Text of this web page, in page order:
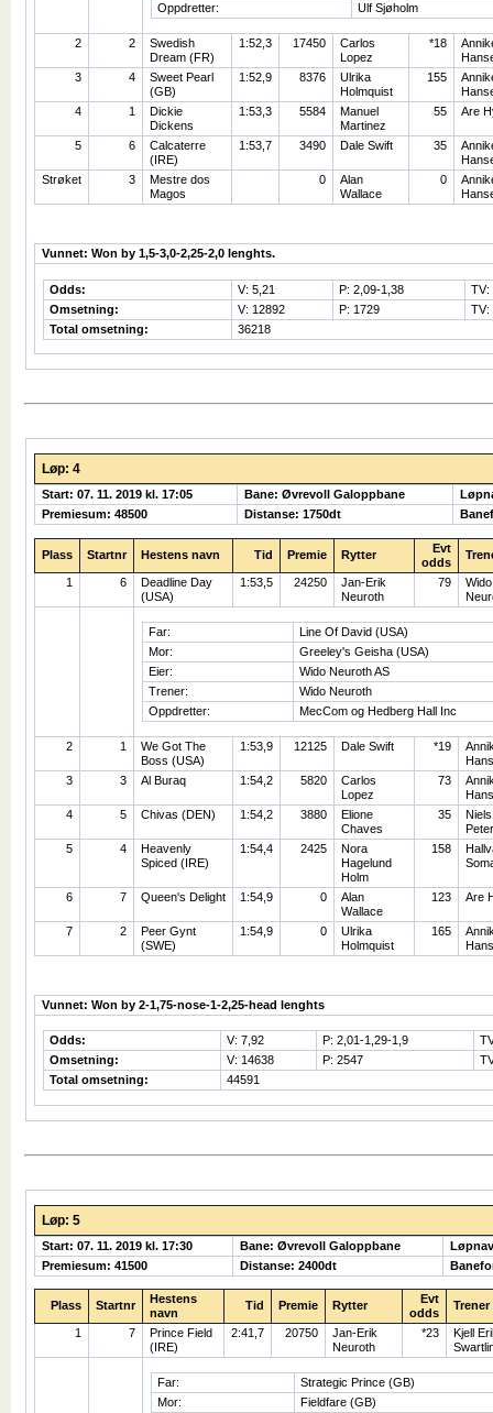
Oppdretter:
Ulf Sjøholm
2 2
Swedish
Dream (FR)
1:52,3 17450
Carlos
Lopez
*18
3
4
Sweet Pearl
(GB)
1:52,9 8376
Ulrika
Holmquist
155
4
1
Dickie
Dickens
1:53,3 5584
Manuel
Martinez
55 Are
5 6
Calcaterre
(IRE)
1:53,7 3490 Dale Swift 35
Strøket
3
Mestre dos
Magos
0
Alan
Wallace
0
Vunnet: Won by 1,5-3,0-2,25-2,0 lenghts.
Odds: V: 5,21 P: 2,09-1,38
TV:
Omsetning:
V: 12892 P: 1729
TV:
Total omsetning:
36218
Løp: 4
Start: 07. 11. 2019 kl. 17:05 Bane: Øvrevoll Galoppbane
Premiesum: 48500
Distanse: 1750dt
Plass Startnr Hestens navn Tid Premie Rytter
Evt
odds
1 6
Deadline Day
(USA)
1:53,5 24250
Jan-Erik
Neuroth
79
Wido
Far:
Line Of David (USA)
Mor:
Greeley's Geisha (USA)
Eier:
Wido Neuroth AS
Trener:
Wido Neuroth
Oppdretter:
MecCom og Hedberg Hall Inc
2 1
We Got The
Boss (USA)
1:53,9 12125 Dale Swift *19
3
3 Al Buraq 1:54,2 5820
Carlos
Lopez
73
4
5 Chivas (DEN) 1:54,2 3880
Elione
Chaves
35
Niels
5
4
Heavenly
Spiced (IRE)
1:54,4 2425
Nora
Hagelund
Holm
158
6 7 Queen's Delight 1:54,9 0
Alan
Wallace
123 Are
7 2
Peer Gynt
(SWE)
1:54,9 0
Ulrika
Holmquist
165
Vunnet: Won by 2-1,75-nose-1-2,25-head lenghts
Odds: V: 7,92 P: 2,01-1,29-1,9
Omsetning:
V: 14638 P: 2547
Total omsetning:
44591
Løp: 5
Start: 07. 11. 2019 kl. 17:30 Bane: Øvrevoll Galoppbane
Premiesum: 41500
Distanse: 2400dt
Plass Startnr
Hestens
navn
Tid Premie Rytter
Evt
odds
Trener
1 7
Prince Field
(IRE)
2:41,7 20750
Jan-Erik
Neuroth
*23
Kjell
Far:
Strategic Prince (GB)
Mor:
Fieldfare (GB)